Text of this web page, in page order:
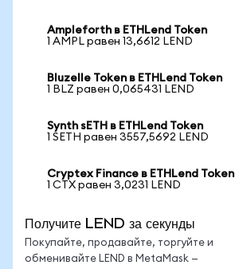
Ampleforth в ETHLend Token
1 AMPL равен 13,6612 LEND
Bluzelle Token в ETHLend Token
1 BLZ равен 0,065431 LEND
Synth sETH в ETHLend Token
1 SETH равен 3557,5692 LEND
Cryptex Finance в ETHLend Token
1 CTX равен 3,0231 LEND
Получите LEND за секунды
Покупайте, продавайте, торгуйте и
обменивайте LEND в MetaMask —